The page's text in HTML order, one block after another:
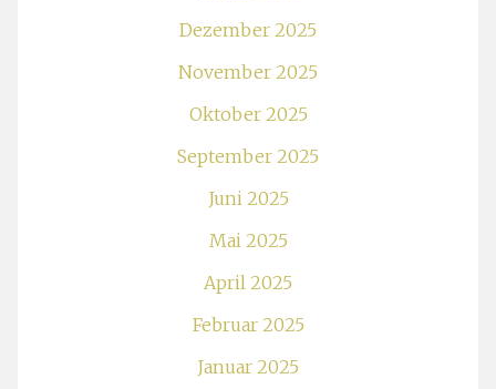
Dezember 2025
November 2025
Oktober 2025
September 2025
Juni 2025
Mai 2025
April 2025
Februar 2025
Januar 2025